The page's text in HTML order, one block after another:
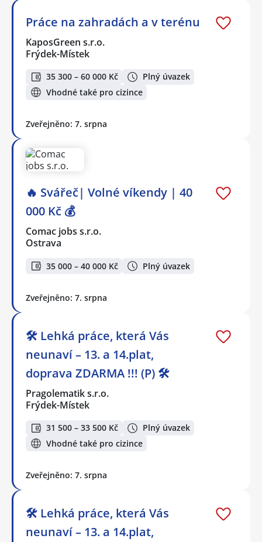
Práce na zahradách a v terénu
KaposGreen s.r.o.
Frýdek-Místek
35 300 – 60 000 Kč
Plný úvazek
Vhodné také pro cizince
Zveřejněno: 7. srpna
🔥 Svářeč| Volné víkendy | 40
000 Kč 💰
Comac jobs s.r.o.
Ostrava
35 000 – 40 000 Kč Plný úvazek
Zveřejněno: 7. srpna
🛠️ Lehká práce, která Vás
neunaví – 13. a 14.plat,
doprava ZDARMA !!! (P) 🛠️
Pragolematik s.r.o.
Frýdek-Místek
31 500 – 33 500 Kč
Plný úvazek
Vhodné také pro cizince
Zveřejněno: 7. srpna
🛠️ Lehká práce, která Vás
neunaví – 13. a 14.plat,